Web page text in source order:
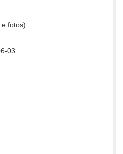
e fotos)
03